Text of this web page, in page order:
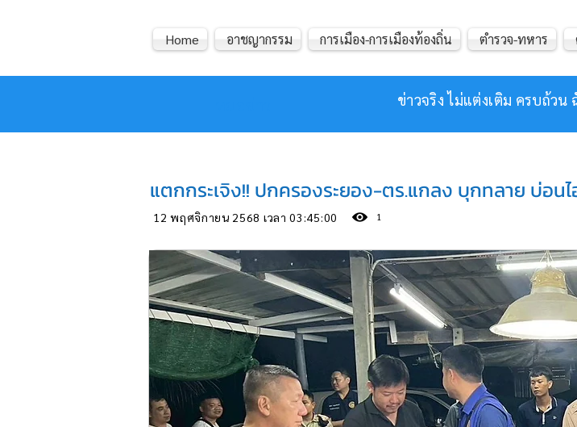
ข่าวจริง ไม่แต่งเติม ครบถ้ว
Home อาชญากรรม การเมือง-การเมืองท้องถิ่น ตำรวจ-ทหาร
แตกกระเจิง!! ปกครองระยอง-ตร.แกลง บุกทลาย บ่อน
12 พฤศจิกายน 2568 เวลา 03:45:00 1